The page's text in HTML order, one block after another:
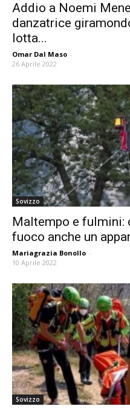
Addio a Noemi
danzatrice
lotta...
Omar Dal Maso -
26 Aprile 2022
Sovizzo
Maltempo e fulmini:
fuoco anche un
Mariagrazia Bonollo -
10 Aprile 2022
Sovizzo